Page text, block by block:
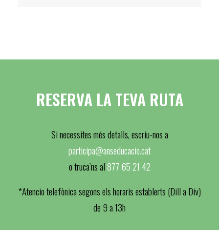
RESERVA LA TEVA RUTA
Si necessites més detalls, escriu-nos a
participa@anseducacio.cat
o truca’ns al877 65 21 42
*Atencio telefònica segons els horaris establerts (Dill a Div)
de 9 a 13h